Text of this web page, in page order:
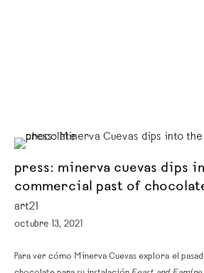
press: minerva cuevas dips
commercial past of
art21
octubre 13, 2021
Para ver cómo Minerva Cuevas explora el